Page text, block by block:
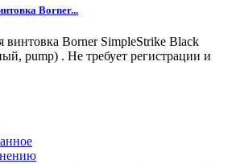
Borner...
винтовка Borner SimpleStrike Black
pump) . Не требует регистрации и